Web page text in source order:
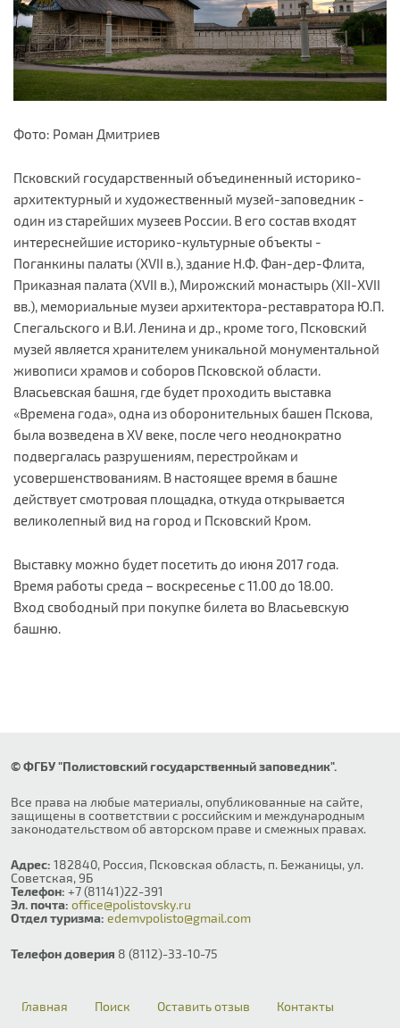
Фото: Роман Дмитриев
Псковский государственный объединенный историко-
архитектурный и художественный музей-заповедник -
один из старейших музеев России. В его состав входят
интереснейшие историко-культурные объекты -
Поганкины палаты (XVII в.), здание Н.Ф. Фан-дер-Флита,
Приказная палата (XVII в.), Мирожский монастырь (XII-XVII
вв.), мемориальные музеи архитектора-реставратора Ю.П.
Спегальского и В.И. Ленина и др., кроме того, Псковский
музей является хранителем уникальной монументальной
живописи храмов и соборов Псковской области.
Власьевская башня, где будет проходить выставка
«Времена года», одна из оборонительных башен Пскова,
была возведена в XV веке, после чего неоднократно
подвергалась разрушениям, перестройкам и
усовершенствованиям. В настоящее время в башне
действует смотровая площадка, откуда открывается
великолепный вид на город и Псковский Кром.
Выставку можно будет посетить до июня 2017 года.
Время работы среда – воскресенье с 11.00 до 18.00.
Вход свободный при покупке билета во Власьевскую
башню.
© ФГБУ "Полистовский государственный заповедник".
Все права на любые материалы, опубликованные на сайте,
защищены в соответствии с российским и международным
законодательством об авторском праве и смежных правах.
Адрес: 182840, Россия, Псковская область, п. Бежаницы, ул.
Советская, 9Б
Телефон: +7 (81141)22-391
Эл. почта: office@polistovsky.ru
Отдел туризма: edemvpolisto@gmail.com
Телефон доверия 8 (8112)-33-10-75
Главная Поиск Оставить отзыв Контакты